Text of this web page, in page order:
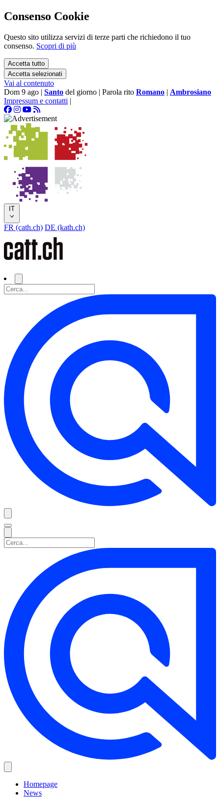
Consenso Cookie
Questo sito utilizza servizi di terze parti che richiedono il tuo
consenso. Scopri di più
Accetta tutto
Accetta selezionati
Vai al contenuto
Dom 9 ago | Santo del giorno | Parola rito Romano | Ambrosiano
Impressum e contatti |
IT
FR (cath.ch) DE (kath.ch)
Homepage
News